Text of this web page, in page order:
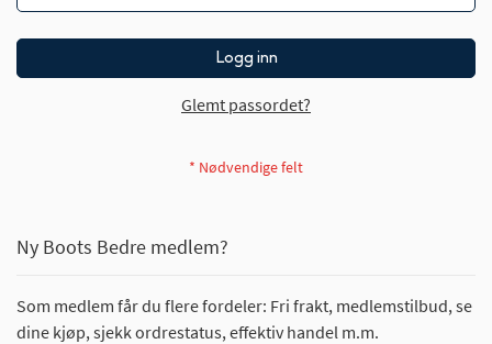
Logg inn
Glemt passordet?
Ny Boots Bedre medlem?
Som medlem får du flere fordeler: Fri frakt, medlemstilbud, se
dine kjøp, sjekk ordrestatus, effektiv handel m.m.